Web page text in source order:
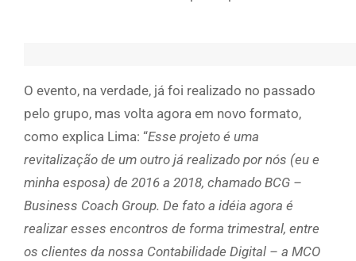
O evento, na verdade, já foi realizado no passado
pelo grupo, mas volta agora em novo formato,
como explica Lima: “Esse projeto é uma
revitalização de um outro já realizado por nós (eu e
minha esposa) de 2016 a 2018, chamado BCG –
Business Coach Group. De fato a idéia agora é
realizar esses encontros de forma trimestral, entre
os clientes da nossa Contabilidade Digital – a MCO